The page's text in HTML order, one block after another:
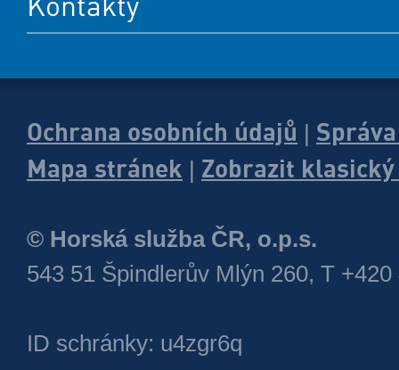
Ochrana osobních údajů
Mapa stránek
Zobrazit
© Horská služba ČR, o.p.s.
543 51 Špindlerův Mlýn 260, T +420
ID schránky: u4zgr6q